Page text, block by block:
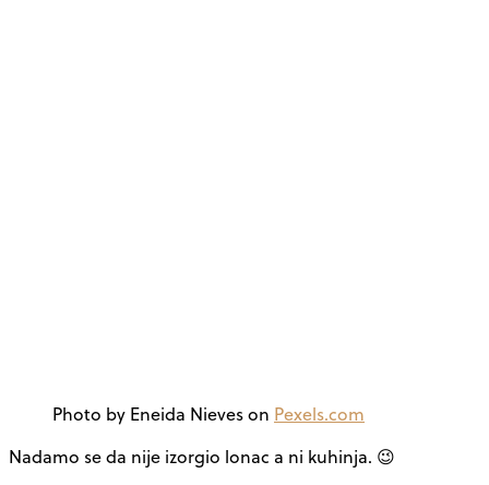
Photo by Eneida Nieves on Pexels.com
Nadamo se da nije izorgio lonac a ni kuhinja. 😉